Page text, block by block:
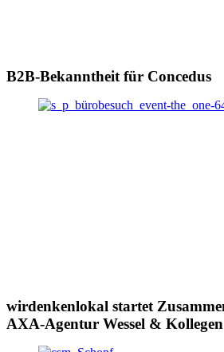
B2B-Bekanntheit für Concedus
wirdenkenlokal startet
AXA-Agentur Wessel & Kollegen